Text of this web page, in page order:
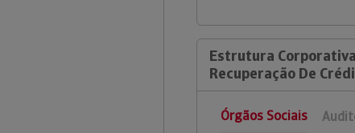
Estrutura
Recuperação De
Órgãos Sociais